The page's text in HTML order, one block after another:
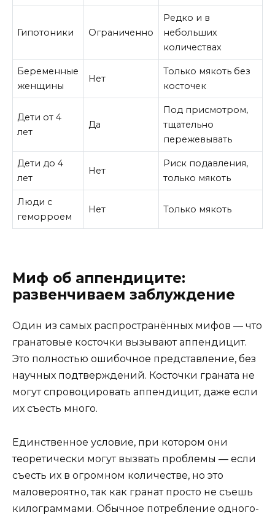
Гипотоники Ограниченно
Редко и в
небольших
количествах
Беременные
женщины
Нет
Только мякоть без
косточек
Дети от 4
лет
Да
Под присмотром,
тщательно
пережевывать
Дети до 4
лет
Нет
Риск подавления,
только мякоть
Люди с
геморроем
Нет Только мякоть
Миф об аппендиците:
развенчиваем заблуждение
Один из самых распространённых мифов — что
гранатовые косточки вызывают аппендицит.
Это полностью ошибочное представление, без
научных подтверждений. Косточки граната не
могут спровоцировать аппендицит, даже если
их съесть много.
Единственное условие, при котором они
теоретически могут вызвать проблемы — если
съесть их в огромном количестве, но это
маловероятно, так как гранат просто не съешь
килограммами. Обычное потребление одного-